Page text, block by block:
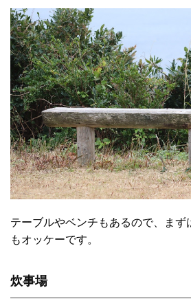
テーブルやベンチもあるので、ま
もオッケーです。
炊事場